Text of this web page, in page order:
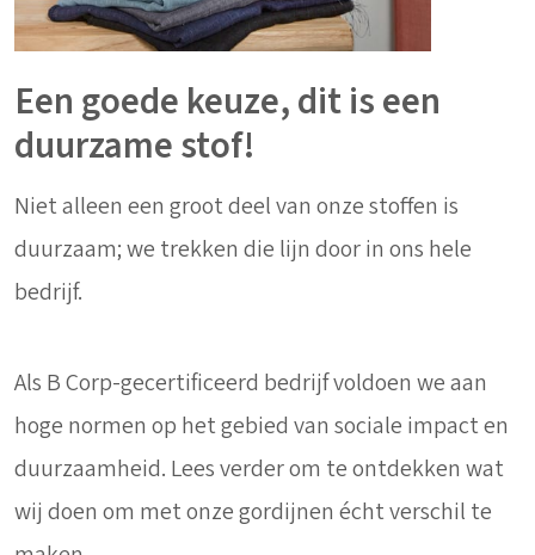
Een goede keuze, dit is een
duurzame stof!
Niet alleen een groot deel van onze stoffen is
duurzaam; we trekken die lijn door in ons hele
bedrijf.
Als B Corp-gecertificeerd bedrijf voldoen we aan
hoge normen op het gebied van sociale impact en
duurzaamheid. Lees verder om te ontdekken wat
wij doen om met onze gordijnen écht verschil te